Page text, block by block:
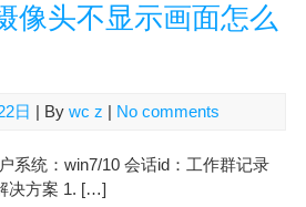
像头不显示画面怎么
日 | By wc z No comments
系统：win7/10 会话id：工作群记录
决方案 1. […]